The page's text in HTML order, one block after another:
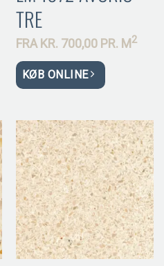
TRE
FRA KR. 700,00 PR. M2
KØB ONLINE